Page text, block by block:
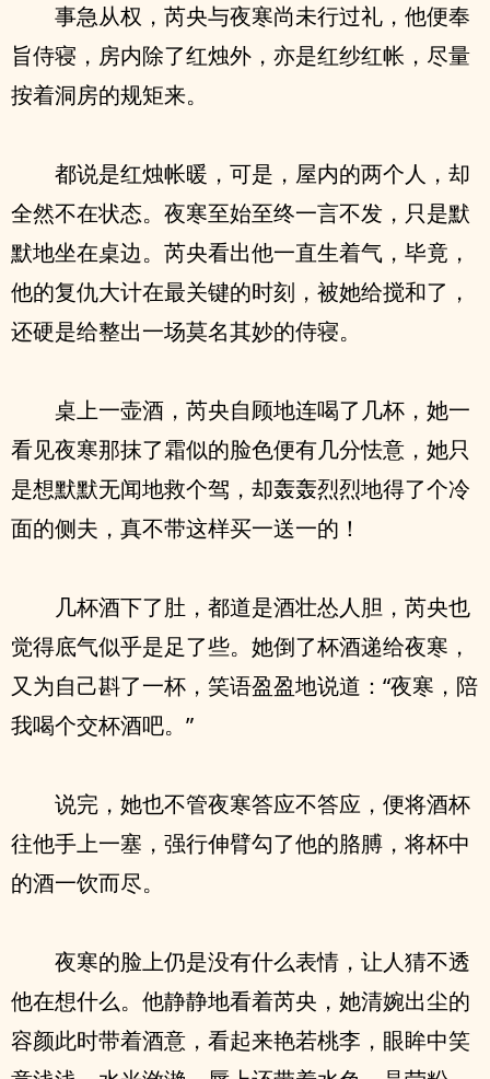
事急从权，芮央与夜寒尚未行过礼，他便奉
旨侍寝，房内除了红烛外，亦是红纱红帐，尽量
按着洞房的规矩来。
都说是红烛帐暖，可是，屋内的两个人，却
全然不在状态。夜寒至始至终一言不发，只是默
默地坐在桌边。芮央看出他一直生着气，毕竟，
他的复仇大计在最关键的时刻，被她给搅和了，
还硬是给整出一场莫名其妙的侍寝。
桌上一壶酒，芮央自顾地连喝了几杯，她一
看见夜寒那抹了霜似的脸色便有几分怯意，她只
是想默默无闻地救个驾，却轰轰烈烈地得了个冷
面的侧夫，真不带这样买一送一的！
几杯酒下了肚，都道是酒壮怂人胆，芮央也
觉得底气似乎是足了些。她倒了杯酒递给夜寒，
又为自己斟了一杯，笑语盈盈地说道：“夜寒，陪
我喝个交杯酒吧。”
说完，她也不管夜寒答应不答应，便将酒杯
往他手上一塞，强行伸臂勾了他的胳膊，将杯中
的酒一饮而尽。
夜寒的脸上仍是没有什么表情，让人猜不透
他在想什么。他静静地看着芮央，她清婉出尘的
容颜此时带着酒意，看起来艳若桃李，眼眸中笑